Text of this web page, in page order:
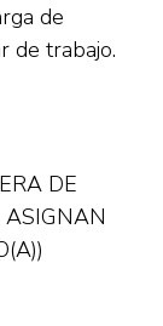
de
de trabajo.
DE
ASIGNAN